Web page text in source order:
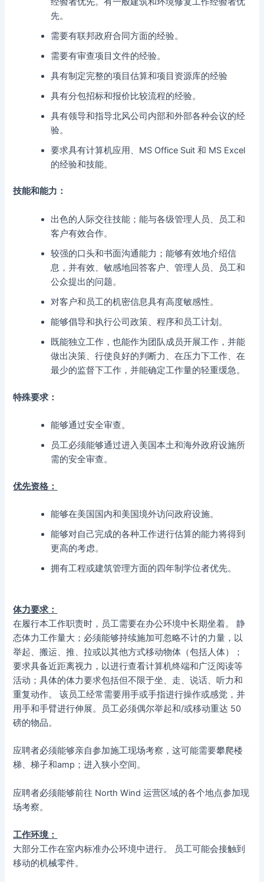
先。
需要有联邦政府合同方面的经验。
需要有审查项目文件的经验。
具有制定完整的项目估算和项目资源库的经验
具有分包招标和报价比较流程的经验。
具有领导和指导北风公司内部和外部各种会议的经
验。
要求具有计算机应用、MS Office Suit 和 MS Excel
的经验和技能。
技能和能力：
出色的人际交往技能；能与各级管理人员、员工和
客户有效合作。
较强的口头和书面沟通能力；能够有效地介绍信
息，并有效、敏感地回答客户、管理人员、员工和
公众提出的问题。
对客户和员工的机密信息具有高度敏感性。
能够倡导和执行公司政策、程序和员工计划。
既能独立工作，也能作为团队成员开展工作，并能
做出决策、行使良好的判断力、在压力下工作、在
最少的监督下工作，并能确定工作量的轻重缓急。
特殊要求：
能够通过安全审查。
员工必须能够通过进入美国本土和海外政府设施所
需的安全审查。
优先资格：
能够在美国国内和美国境外访问政府设施。
能够对自己完成的各种工作进行估算的能力将得到
更高的考虑。
拥有工程或建筑管理方面的四年制学位者优先。
体力要求：
在履行本工作职责时，员工需要在办公环境中长期坐着。 静
态体力工作量大；必须能够持续施加可忽略不计的力量，以
举起、搬运、推、拉或以其他方式移动物体（包括人体）；
要求具备近距离视力，以进行查看计算机终端和广泛阅读等
活动；具体的体力要求包括但不限于坐、走、说话、听力和
重复动作。 该员工经常需要用手或手指进行操作或感觉，并
用手和手臂进行伸展。员工必须偶尔举起和/或移动重达 50
磅的物品。
应聘者必须能够亲自参加施工现场考察，这可能需要攀爬楼
梯、梯子和amp；进入狭小空间。
应聘者必须能够前往 North Wind 运营区域的各个地点参加现
场考察。
工作环境：
大部分工作在室内标准办公环境中进行。 员工可能会接触到
移动的机械零件。